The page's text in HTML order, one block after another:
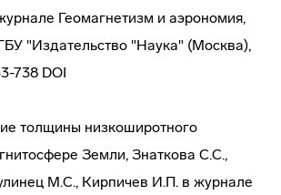
Геомагнетизм и аэрономия,
"Издательство "Наука" (Москва),
738 DOI
толщины низкоширотного
Земли, Знаткова С.С.,
М.С., Кирпичев И.П. в журнале